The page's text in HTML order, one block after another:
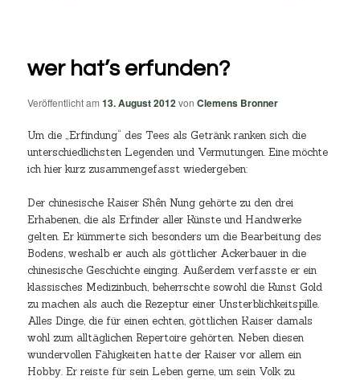
wer hat’s erfunden?
Veröffentlicht am13. August 2012vonClemens Bronner
Um die „Erfindung“ des Tees als Getränk ranken sich die
unterschiedlichsten Legenden und Vermutungen. Eine möchte
ich hier kurz zusammengefasst wiedergeben:
Der chinesische Kaiser Shên Nung gehörte zu den drei
Erhabenen, die als Erfinder aller Künste und Handwerke
gelten. Er kümmerte sich besonders um die Bearbeitung des
Bodens, weshalb er auch als göttlicher Ackerbauer in die
chinesische Geschichte einging. Außerdem verfasste er ein
klassisches Medizinbuch, beherrschte sowohl die Kunst Gold
zu machen als auch die Rezeptur einer Unsterblichkeitspille.
Alles Dinge, die für einen echten, göttlichen Kaiser damals
wohl zum alltäglichen Repertoire gehörten. Neben diesen
wundervollen Fähigkeiten hatte der Kaiser vor allem ein
Hobby. Er reiste für sein Leben gerne, um sein Volk zu